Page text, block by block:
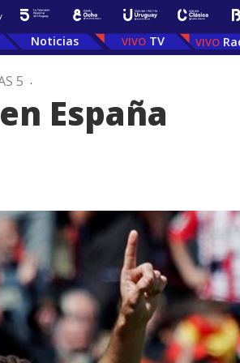
Noticias TV
5 .
España